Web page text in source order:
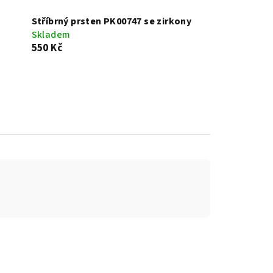
Stříbrný prsten PK00747 se zirkony
Skladem
550 Kč